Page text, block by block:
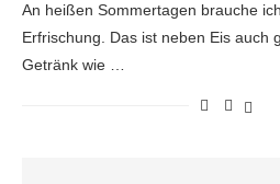
An heißen Sommertagen brauche
Erfrischung. Das ist neben Eis auch
Getränk wie …